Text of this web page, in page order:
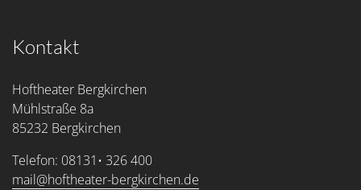
Kontakt
Hoftheater Bergkirchen
Mühlstraße 8a
85232 Bergkirchen
Telefon: 08131• 326 400
mail@hoftheater-bergkirchen.de